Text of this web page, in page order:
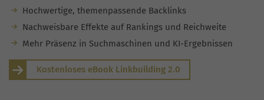
Hochwertige, themenpassende Backlinks
Nachweisbare Effekte auf Rankings und Reichweite
Mehr Präsenz in Suchmaschinen und KI-Ergebnissen
Kostenloses eBook Linkbuilding 2.0